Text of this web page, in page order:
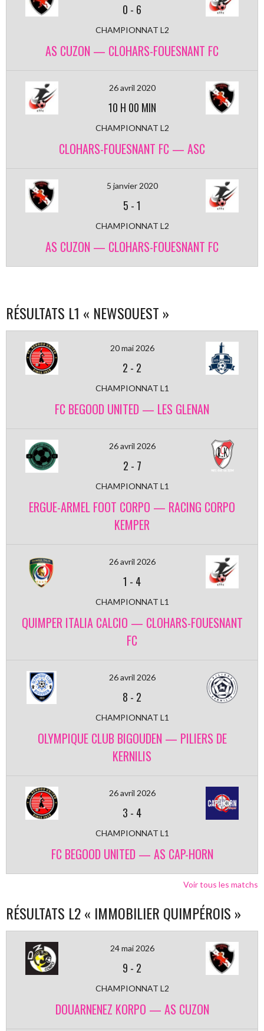
0 - 6
CHAMPIONNAT L2
AS CUZON — CLOHARS-FOUESNANT FC
26 avril 2020
10 H 00 MIN
CHAMPIONNAT L2
CLOHARS-FOUESNANT FC — ASC
5 janvier 2020
5 -1
CHAMPIONNAT L2
AS CUZON — CLOHARS-FOUESNANT FC
RÉSULTATS L1 « NEWSOUEST »
20 mai 2026
2 - 2
CHAMPIONNAT L1
FC BEGOOD UNITED — LES GLENAN
26 avril 2026
2 - 7
CHAMPIONNAT L1
ERGUE-ARMEL FOOT CORPO — RACING CORPO
KEMPER
26 avril 2026
1 - 4
CHAMPIONNAT L1
QUIMPER ITALIA CALCIO — CLOHARS-FOUESNANT
FC
26 avril 2026
8 - 2
CHAMPIONNAT L1
OLYMPIQUE CLUB BIGOUDEN — PILIERS DE
KERNILIS
26 avril 2026
3 - 4
CHAMPIONNAT L1
FC BEGOOD UNITED — AS CAP-HORN
Voir tous les matchs
RÉSULTATS L2 « IMMOBILIER QUIMPÉROIS »
24 mai 2026
9 - 2
CHAMPIONNAT L2
DOUARNENEZ KORPO — AS CUZON